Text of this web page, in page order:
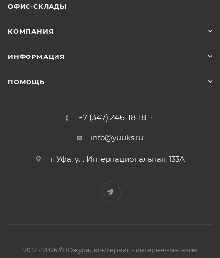
ОФИС-СКЛАДЫ
КОМПАНИЯ
ИНФОРМАЦИЯ
ПОМОЩЬ
+7 (347) 246-18-18
info@yuuks.ru
г. Уфа, ул. Интернациональная, 133А
2012 - 2026 © Южуралкомсервис - интернет-магазин